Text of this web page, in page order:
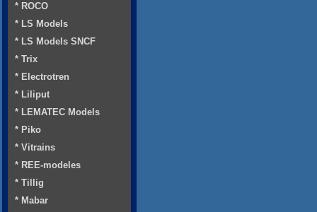
* ROCO
* LS Models
* LS Models SNCF
* Trix
* Electrotren
* Liliput
* LEMATEC Models
* Piko
* Vitrains
* REE-modeles
* Tillig
* Mabar